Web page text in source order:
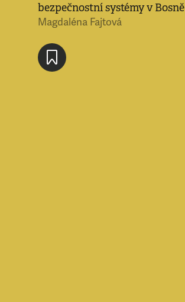
bezpečnostní systémy v Bosně
Magdaléna Fajtová